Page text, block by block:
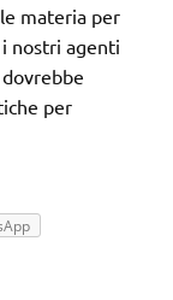
materia per
nostri agenti
per